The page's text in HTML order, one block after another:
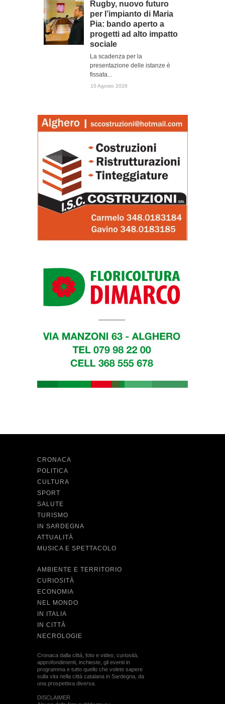
Rugby, nuovo futuro
per l’impianto di Maria
Pia: bando aperto a
progetti ad alto impatto
sociale
La scadenza per la
presentazione delle istanze è
fissata...
10 Agosto 2026
CRONACA
POLITICA
CULTURA
SPORT
SALUTE
TURISMO
IN SARDEGNA
ATTUALITÀ
MUSICA E SPETTACOLO
AMBIENTE E TERRITORIO
CURIOSITÀ
ECONOMIA
NEL MONDO
IN ITALIA
IN CITTÀ
NECROLOGIE
Cronaca dalla città, foto e video, curiosità,
approfondimenti, inchieste, gli eventi in
programma e tutto quello che volete sapere
sulla vita nella città catalana in Sardegna, da
una prospettiva diversa.
DISCLAIMER